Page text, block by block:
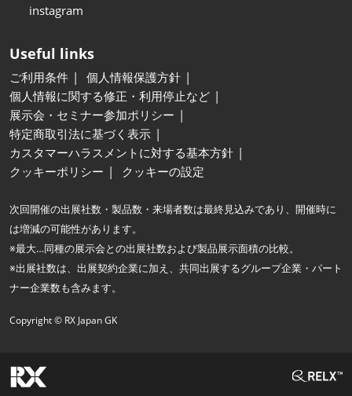
instagram
Useful links
ご利用条件
個人情報保護方針
個人情報に関する修正・利用停止など
展示会・セミナー参加ポリシー
特定商取引法に基づく表示
カスタマーハラスメントに対する基本方針
クッキーポリシー
クッキーの設定
次回開催の出展社数・製品数・来場者数は最終見込みであり、開催時に
は増減の可能性があります。
※最大…同種の展示会との出展社数および製品展示面積の比較。
※出展社数は、出展契約企業に加え、共同出展するグループ企業・パート
ナー企業数も含みます。
Copyright © RX Japan GK